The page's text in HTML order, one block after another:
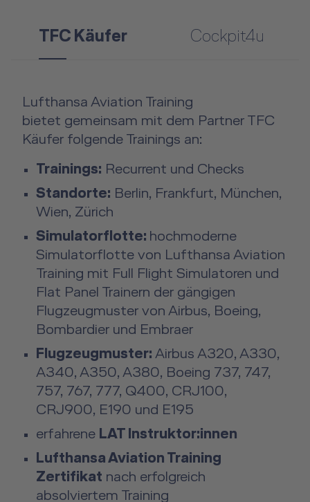
TFC Käufer Cockpit4u
Lufthansa Aviation Training
bietet gemeinsam mit dem Partner TFC
Käufer folgende Trainings an:
Trainings: Recurrent und Checks
Standorte: Berlin, Frankfurt, München,
Wien, Zürich
Simulatorflotte: hochmoderne
Simulatorflotte von Lufthansa Aviation
Training mit Full Flight Simulatoren und
Flat Panel Trainern der gängigen
Flugzeugmuster von Airbus, Boeing,
Bombardier und Embraer
Flugzeugmuster: Airbus A320, A330,
A340, A350, A380, Boeing 737, 747,
757, 767, 777, Q400, CRJ100,
CRJ900, E190 und E195
erfahrene LAT Instruktor:innen
Lufthansa Aviation Training
Zertifikat nach erfolgreich
absolviertem Training